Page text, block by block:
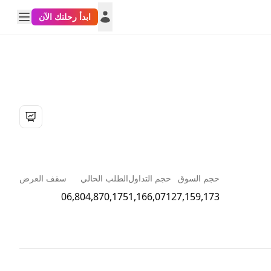
ابدأ رحلتك الآن
حجم السوق
27,159,173
حجم التداول
1,166,071
الطلب الحالي
6,804,870,175
سقف العرض
0